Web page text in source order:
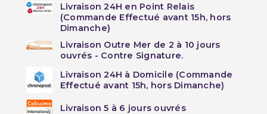
Livraison 24H en Point Relais
(Commande Effectué avant 15h, hors
Dimanche)
Livraison Outre Mer de 2 à 10 jours
ouvrés - Contre Signature.
Livraison 24H à Domicile (Commande
Effectué avant 15h, hors Dimanche)
Livraison 5 à 6 jours ouvrés